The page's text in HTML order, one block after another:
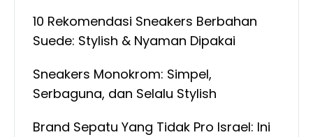
10 Rekomendasi Sneakers Berbahan
Suede: Stylish & Nyaman Dipakai
Sneakers Monokrom: Simpel,
Serbaguna, dan Selalu Stylish
Brand Sepatu Yang Tidak Pro Israel: Ini